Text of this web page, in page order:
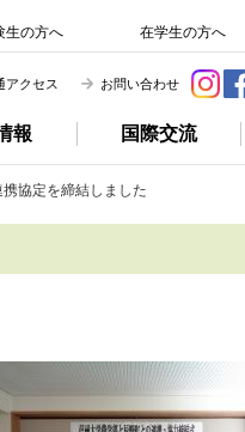
報 国際交流
生の方へ 在学生の方へ
アクセス お問い合わせ
協定を締結しました